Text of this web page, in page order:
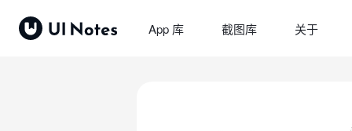
App 库 截图库 关于